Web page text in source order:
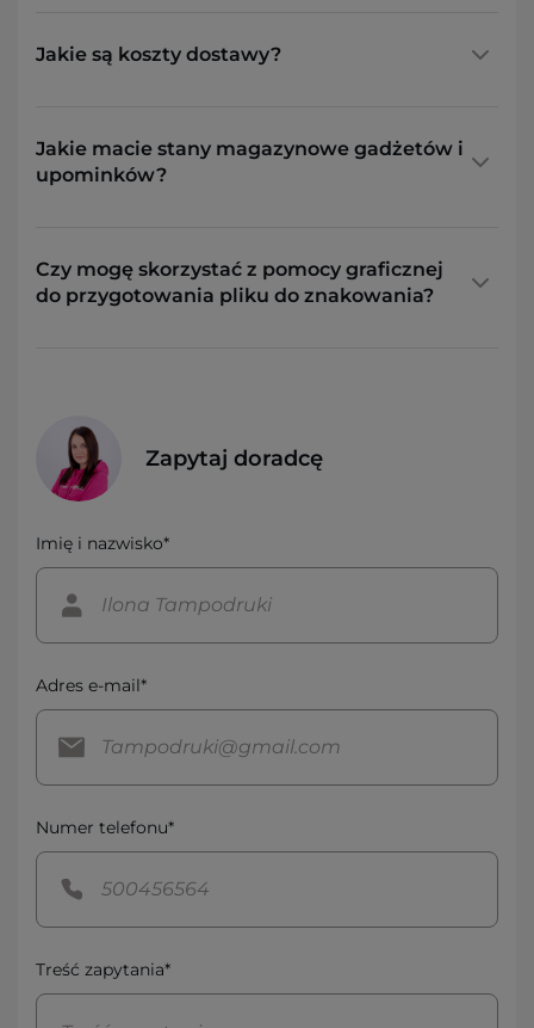
Jakie są koszty dostawy?
Jakie macie stany magazynowe gadżetów i
upominków?
Czy mogę skorzystać z pomocy graficznej
do przygotowania pliku do znakowania?
Zapytaj doradcę
Imię i nazwisko*
Adres e-mail*
Numer telefonu*
Treść zapytania*